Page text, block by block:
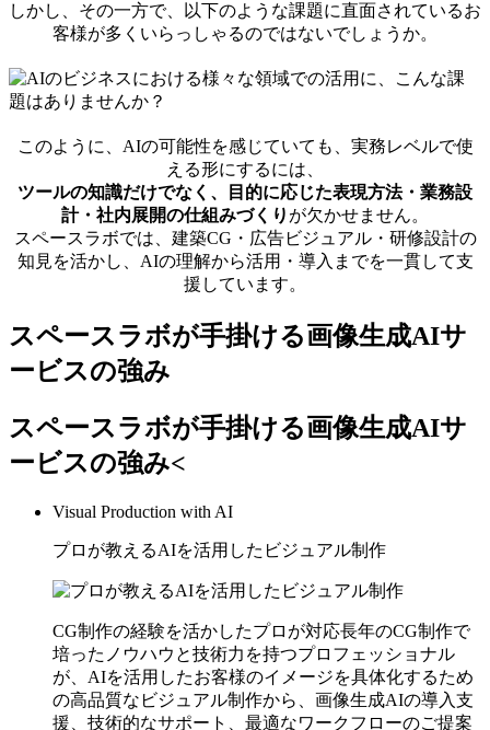
しかし、その一方で、以下のような課題に直面されているお
客様が多くいらっしゃるのではないでしょうか。
このように、AIの可能性を感じていても、実務レベルで使
える形にするには、
ツールの知識だけでなく、目的に応じた表現方法・業務設
計・社内展開の仕組みづくり が欠かせません。
スペースラボでは、建築CG・広告ビジュアル・研修設計の
知見を活かし、AIの理解から活用・導入までを一貫して支
援しています。
スペースラボが手掛ける画像生成AIサ
ービスの強み
スペースラボが手掛ける画像生成AIサ
ービスの強み<
Visual Production with AI
プロが教えるAIを活用したビジュアル制作
CG制作の経験を活かしたプロが対応長年のCG制作で
培ったノウハウと技術力を持つプロフェッショナル
が、AIを活用したお客様のイメージを具体化するため
の高品質なビジュアル制作から、画像生成AIの導入支
援、技術的なサポート、最適なワークフローのご提案